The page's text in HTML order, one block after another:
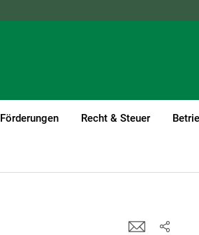
Förderungen Recht & Steuer